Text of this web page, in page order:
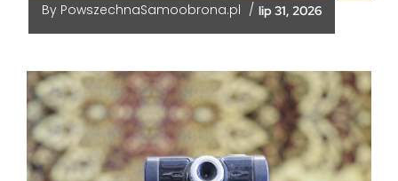
By PowszechnaSamoobrona.pl / lip 31, 2026